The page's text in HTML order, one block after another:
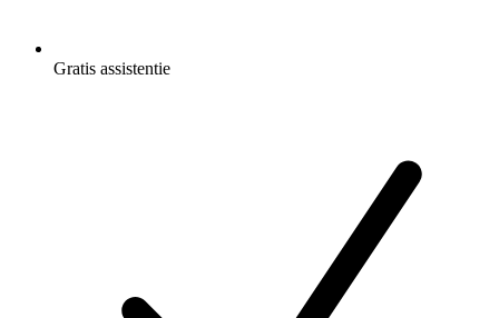
Gratis assistentie